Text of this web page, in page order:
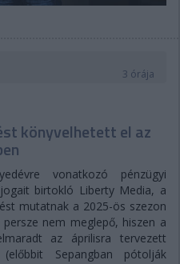
3 órája
könyvelhetett el az
vonatkozó pénzügyi
birtokló Liberty Media, a
mutatnak a 2025-ös szezon
nem meglepő, hiszen a
az áprilisra tervezett
Sepangban pótolják